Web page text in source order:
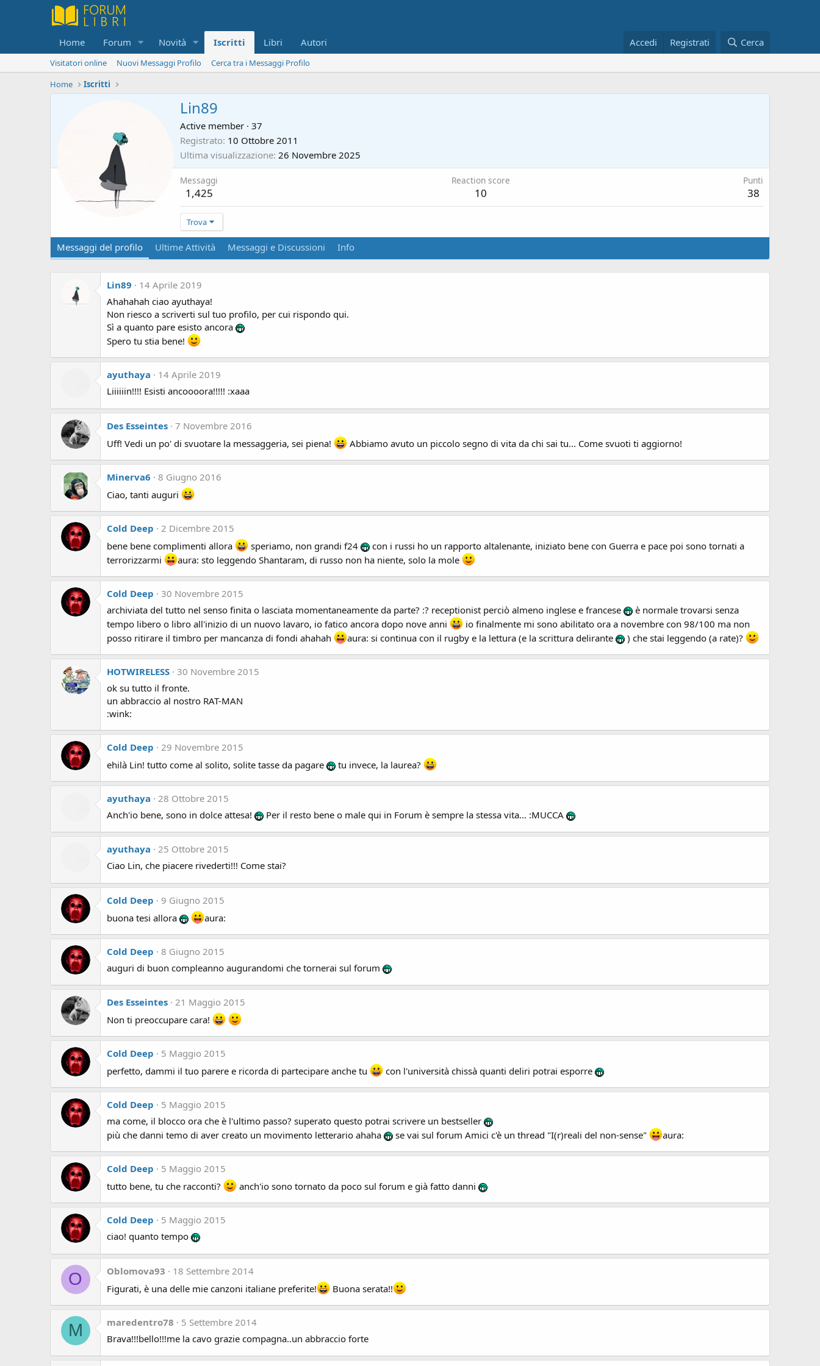
Home Forum Novità Iscritti Libri Autori Accedi Registrati Cerca
Visitatori online Nuovi Messaggi Profilo
Cerca tra i Messaggi Profilo
Home
Iscritti
Lin89
Active member · 37
Registrato 10 Ottobre 2011
Ultima visualizzazione 26 Novembre 2025
Messaggi
1,425
Reaction score
10
Punti
38
Trova
Messaggi del profilo Ultime Attività Messaggi e Discussioni Info
Lin89
14 Aprile 2019
Ahahahah ciao ayuthaya!
Non riesco a scriverti sul tuo profilo, per cui rispondo qui.
Sì a quanto pare esisto ancora
Spero tu stia bene!
ayuthaya
14 Aprile 2019
Liiiiiin!!!! Esisti ancoooora!!!!! :xaaa
Des Esseintes 7 Novembre 2016
Uff! Vedi un po' di svuotare la messaggeria, sei piena!
Abbiamo avuto un piccolo segno di vita da chi sai tu... Come svuoti ti aggiorno!
Minerva6
8 Giugno 2016
Ciao, tanti auguri
Cold Deep
2 Dicembre 2015
bene bene complimenti allora
speriamo, non grandi f24
con i russi ho un rapporto altalenante, iniziato bene con Guerra e pace poi sono tornati a
terrorizzarmi
aura: sto leggendo Shantaram, di russo non ha niente, solo la mole
Cold Deep
30 Novembre 2015
archiviata del tutto nel senso finita o lasciata momentaneamente da parte? :? receptionist perciò almeno inglese e francese
è normale trovarsi senza
tempo libero o libro all'inizio di un nuovo lavaro, io fatico ancora dopo nove anni
io finalmente mi sono abilitato ora a novembre con 98/100 ma non
posso ritirare il timbro per mancanza di fondi ahahah
aura: si continua con il rugby e la lettura (e la scrittura delirante ) che stai leggendo (a rate)?
HOTWIRELESS 30 Novembre 2015
ok su tutto il fronte.
un abbraccio al nostro RAT-MAN
:wink:
Cold Deep
29 Novembre 2015
ehilà Lin! tutto come al solito, solite tasse da pagare
tu invece, la laurea?
ayuthaya
28 Ottobre 2015
Anch'io bene, sono in dolce attesa!
Per il resto bene o male qui in Forum è sempre la stessa vita... :MUCCA
ayuthaya
25 Ottobre 2015
Ciao Lin, che piacere rivederti!!! Come stai?
Cold Deep
9 Giugno 2015
buona tesi allora
aura:
Cold Deep
8 Giugno 2015
auguri di buon compleanno augurandomi che tornerai sul forum
Des Esseintes 21 Maggio 2015
Non ti preoccupare cara!
Cold Deep
5 Maggio 2015
perfetto, dammi il tuo parere e ricorda di partecipare anche tu
con l'università chissà quanti deliri potrai esporre
Cold Deep
5 Maggio 2015
ma come, il blocco ora che è l'ultimo passo? superato questo potrai scrivere un bestseller
più che danni temo di aver creato un movimento letterario ahaha
se vai sul forum Amici c'è un thread "I(r)reali del non-sense" aura:
Cold Deep
5 Maggio 2015
tutto bene, tu che racconti?
anch'io sono tornato da poco sul forum e già fatto danni
Cold Deep
5 Maggio 2015
ciao! quanto tempo
O Oblomova93
18 Settembre 2014
Figurati, è una delle mie canzoni italiane preferite!
Buona serata!!
M maredentro78
5 Settembre 2014
Brava!!!bello!!!me la cavo grazie compagna..un abbraccio forte